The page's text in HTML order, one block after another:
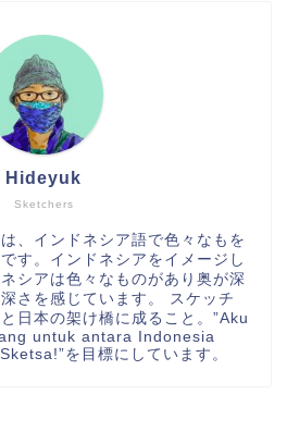
Sketchers
Hideyuk
、インドネシア語で色々なもを
す。インドネシアをイメージし
シアは色々なものがあり奥が深
さを感じています。 スケッチ
日本の架け橋に成ること。”Aku
untuk antara Indonesia
を目標にしています。